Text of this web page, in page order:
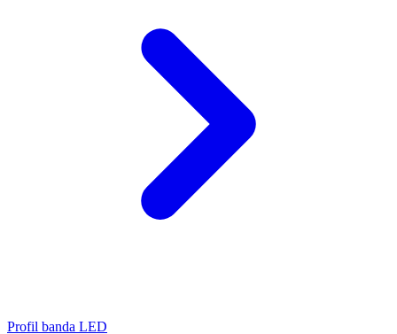
Profil banda LED